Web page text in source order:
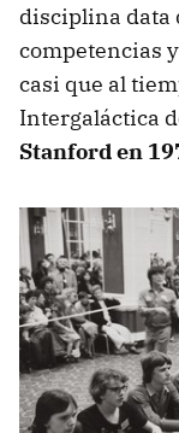
disciplina data
competencias
casi que al
Intergaláctica
Stanford en